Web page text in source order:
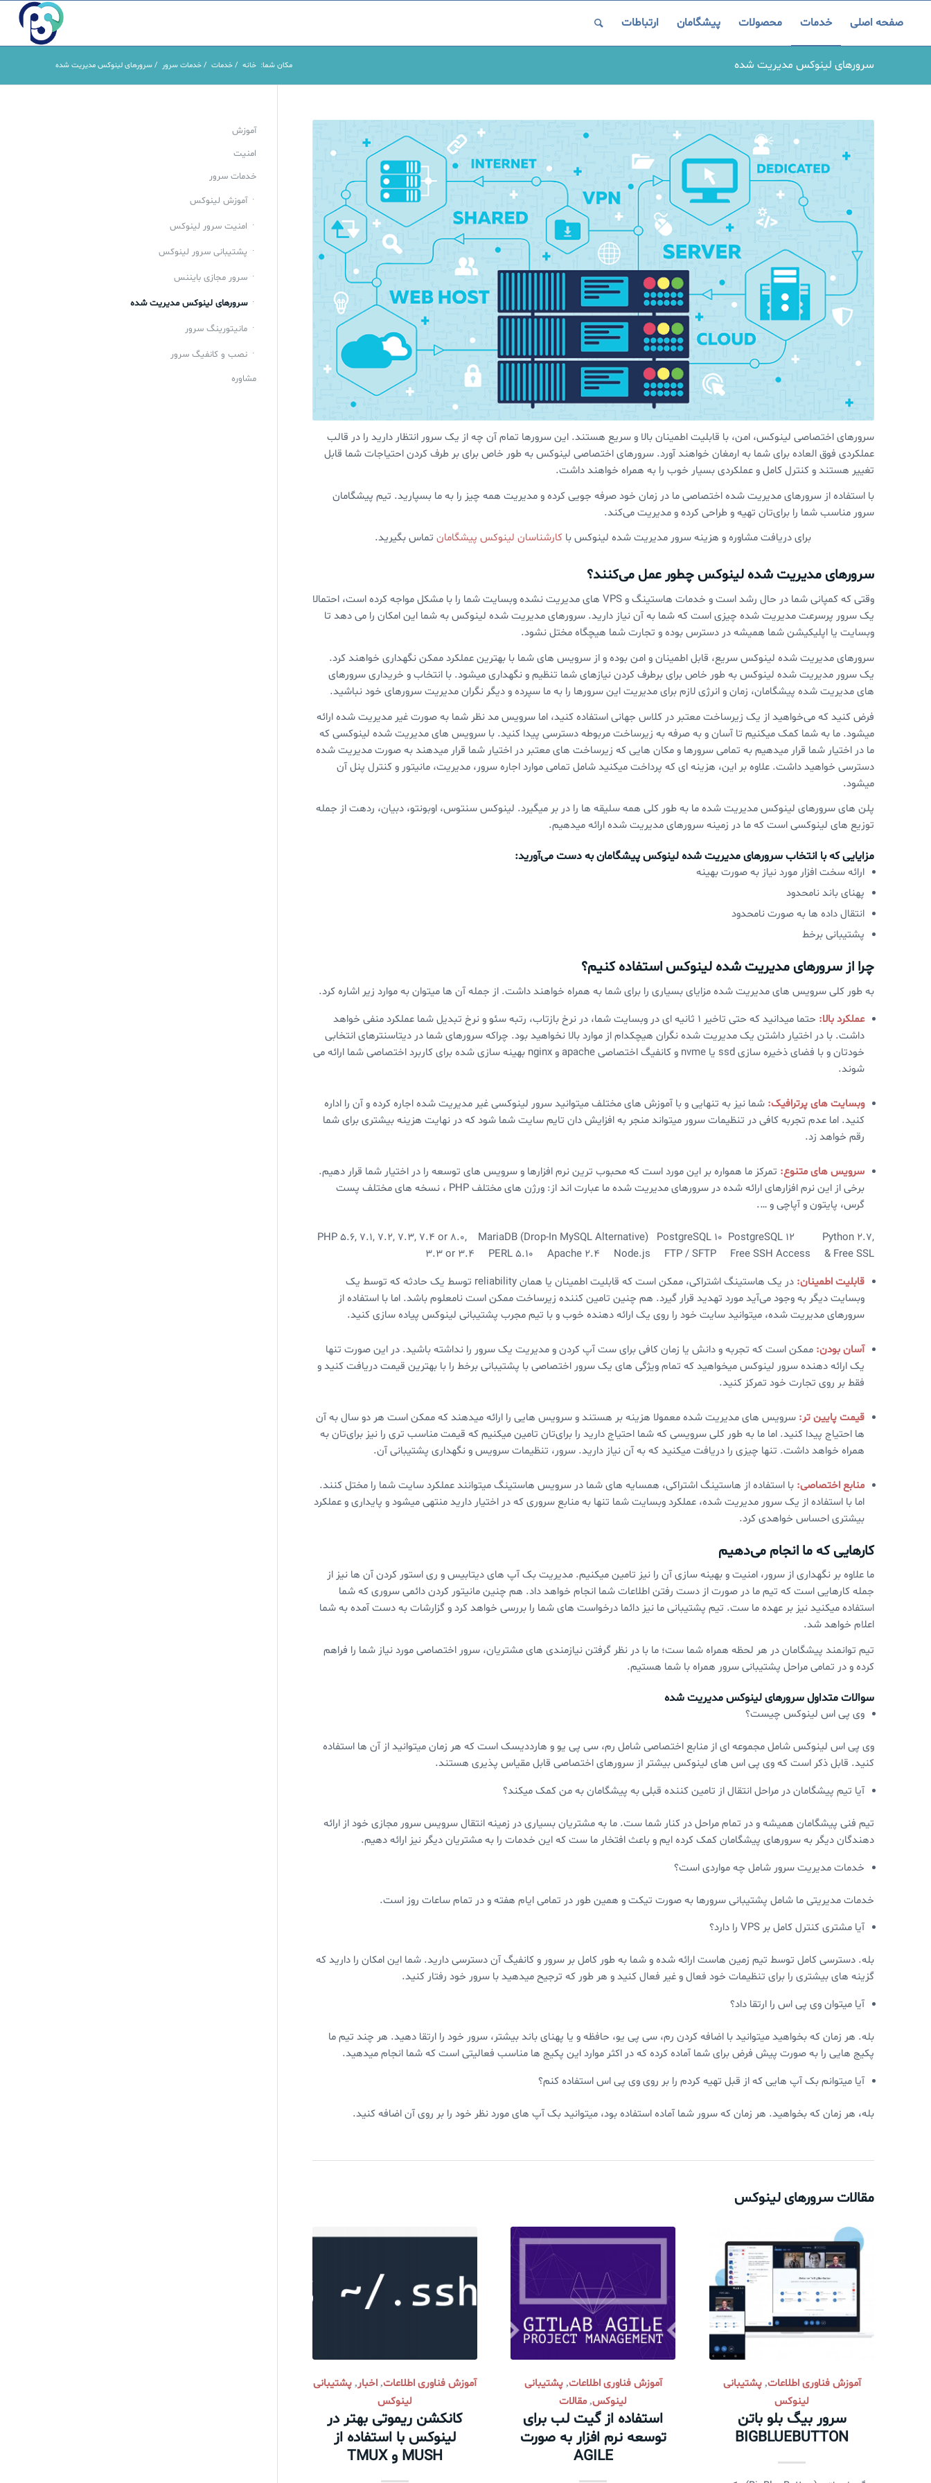
صفحه اصلی خدمات محصولات پیشگامان ارتباطات
سرورهای لینوکس مدیریت شده مکان شما: خانه / خدمات / خدمات سرور / سرورهای لینوکس مدیریت شده
سرورهای اختصاصی لینوکس، امن، با قابلیت اطمینان بالا و سریع هستند. این سرورها تمام آن چه از یک سرور انتظار دارید را در قالب
عملکردی فوق العاده برای شما به ارمغان خواهند آورد. سرورهای اختصاصی لینوکس به طور خاص برای بر طرف کردن احتیاجات شما قابل
تغییر هستند و کنترل کامل و عملکردی بسیار خوب را به همراه خواهند داشت.
با استفاده از سرورهای مدیریت شده اختصاصی ما در زمان خود صرفه جویی کرده و مدیریت همه چیز را به ما بسپارید. تیم پیشگامان
سرور مناسب شما را برای‌تان تهیه و طراحی کرده و مدیریت می‌کند.
برای دریافت مشاوره و هزینه سرور مدیریت شده لینوکس با کارشناسان لینوکس پیشگامانتماس بگیرید.
سرورهای مدیریت شده لینوکس چطور عمل می‌کنند؟
وقتی که کمپانی شما در حال رشد است و خدمات هاستینگ و VPS های مدیریت نشده وبسایت شما را با مشکل مواجه کرده است، احتمالا
یک سرور پرسرعت مدیریت شده چیزی است که شما به آن نیاز دارید. سرورهای مدیریت شده لینوکس به شما این امکان را می دهد تا
وبسایت یا اپلیکیشن شما همیشه در دسترس بوده و تجارت شما هیچگاه مختل نشود.
سرورهای مدیریت شده لینوکس سریع،‌ قابل اطمینان و امن بوده و از سرویس های شما با بهترین عملکرد ممکن نگهداری خواهند کرد.
یک سرور مدیریت شده لینوکس به طور خاص برای برطرف کردن نیازهای شما تنظیم و نگهداری میشود. با انتخاب و خریداری سرورهای
های مدیریت شده پیشگامان، زمان و انرژی لازم برای مدیریت این سرورها را به ما سپرده و دیگر نگران مدیریت سرورهای خود نباشید.
فرض کنید که می‌خواهید از یک زیرساخت معتبر در کلاس جهانی استفاده کنید، اما سرویس مد نظر شما به صورت غیر مدیریت شده ارائه
میشود. ما به شما کمک میکنیم تا آسان و به صرفه به زیرساخت مربوطه دسترسی پیدا کنید. با سرویس های مدیریت شده لینوکسی که
ما در اختیار شما قرار میدهیم به تمامی سرورها و مکان هایی که زیرساخت های معتبر در اختیار شما قرار میدهند به صورت مدیریت شده
دسترسی خواهید داشت. علاوه بر این، هزینه ای که پرداخت میکنید شامل تمامی موارد اجاره سرور، مدیریت، مانیتور و کنترل پنل آن
میشود.
پلن های سرورهای لینوکس مدیریت شده ما به طور کلی همه سلیقه ها را در بر میگیرد. لینوکس سنتوس، اوبونتو، دبیان، ردهت از جمله
توزیع های لینوکسی است که ما در زمینه سرورهای مدیریت شده ارائه میدهیم.
مزایایی که با انتخاب سرورهای مدیریت شده لینوکس پیشگامان به دست می‌آورید:
ارائه سخت افزار مورد نیاز به صورت بهینه
پهنای باند نامحدود
انتقال داده ها به صورت نامحدود
پشتیبانی برخط
چرا از سرورهای مدیریت شده لینوکس استفاده کنیم؟
به طور کلی سرویس های مدیریت شده مزایای بسیاری را برای شما به همراه خواهند داشت. از جمله آن ها میتوان به موارد زیر اشاره کرد.
عملکرد بالا:
حتما میدانید که حتی تاخیر ۱ ثانیه ای در وبسایت شما، در نرخ بازتاب، رتبه سئو و نرخ تبدیل شما عملکرد منفی خواهد
داشت. با در اختیار داشتن یک مدیریت شده نگران هیچکدام از موارد بالا نخواهید بود. چراکه سرورهای شما در دیتاسنترهای انتخابی
خودتان و با فضای ذخیره سازی ssd یا nvme و کانفیگ اختصاصی apache و nginx بهینه سازی شده برای کاربرد اختصاصی شما ارائه می
شوند.
وبسایت های پرترافیک: شما نیز به تنهایی و با آموزش های مختلف میتوانید سرور لینوکسی غیر مدیریت شده اجاره کرده و آن را اداره
کنید. اما عدم تجربه کافی در تنظیمات سرور میتواند منجر به افزایش دان تایم سایت شما شود که در نهایت هزینه بیشتری برای شما
رقم خواهد زد.
سرویس های متنوع: تمرکز ما همواره بر این مورد است که محبوب ترین نرم افزارها و سرویس های توسعه را در اختیار شما قرار دهیم.
برخی از این نرم افزارهای ارائه شده در سرورهای مدیریت شده ما عبارت اند از: ورژن های مختلف PHP ، نسخه های مختلف پست
گرس، پایتون و آپاچی و ….
PHP 5.6, 7.1, 7.2, 7.3, 7.4 or 8.0, MariaDB (Drop-In MySQL Alternative) PostgreSQL 10 PostgreSQL 12 Python 2.7,
3.3 or 3.4 PERL 5.10 Apache 2.4 Node.js FTP / SFTP Free SSH Access & Free SSL
قابلیت اطمینان:
در یک هاستینگ اشتراکی، ممکن است که قابلیت اطمینان یا همان reliability توسط یک حادثه که توسط یک
وبسایت دیگر به وجود می‌آید مورد تهدید قرار گیرد. هم چنین تامین کننده زیرساخت ممکن است نامعلوم باشد. اما با استفاده از
سرورهای مدیریت شده، میتوانید سایت خود را روی یک ارائه دهنده خوب و با تیم مجرب پشتیبانی لینوکس پیاده سازی کنید.
آسان بودن: ممکن است که تجربه و دانش یا زمان کافی برای ست آپ کردن و مدیریت یک سرور را نداشته باشید. در این صورت تنها
یک ارائه دهنده سرور لینوکس میخواهید که تمام ویژگی های یک سرور اختصاصی با پشتیبانی برخط را با بهترین قیمت دریافت کنید و
فقط بر روی تجارت خود تمرکز کنید.
قیمت پایین تر: سرویس های مدیریت شده معمولا هزینه بر هستند و سرویس هایی را ارائه میدهند که ممکن است هر دو سال به آن
ها احتیاج پیدا کنید. اما ما به طور کلی سرویسی که شما احتیاج دارید را برای‌تان تامین میکنیم که قیمت مناسب تری را نیز برای‌تان به
همراه خواهد داشت. تنها چیزی را دریافت میکنید که به آن نیاز دارید. سرور، تنظیمات سرویس و نگهداری پشتیبانی آن.
منابع اختصاصی: با استفاده از هاستینگ اشتراکی،‌ همسایه های شما در سرویس هاستینگ میتوانند عملکرد سایت شما را مختل کنند.
اما با استفاده از یک سرور مدیریت شده، عملکرد وبسایت شما تنها به منابع سروری که در اختیار دارید منتهی میشود و پایداری و عملکرد
بیشتری احساس خواهدی کرد.
کارهایی که ما انجام می‌دهیم
ما علاوه بر نگهداری از سرور، امنیت و بهینه سازی آن را نیز تامین میکنیم. مدیریت بک آپ های دیتابیس و ری استور کردن آن ها نیز از
جمله کارهایی است که تیم ما در صورت از دست رفتن اطلاعات شما انجام خواهد داد. هم چنین مانیتور کردن دائمی سروری که شما
استفاده میکنید نیز بر عهده ما ست. تیم پشتیبانی ما نیز دائما درخواست های شما را بررسی خواهد کرد و گزارشات به دست آمده به شما
اعلام خواهد شد.
تیم توانمند پیشگامان در هر لحظه همراه شما ست؛ ما با در نظر گرفتن نیازمندی های مشتریان، سرور اختصاصی مورد نیاز شما را فراهم
کرده و در تمامی مراحل پشتیبانی سرور همراه با شما هستیم.
سوالات متداول سرورهای لینوکس مدیریت شده
وی پی اس لینوکس چیست؟
وی پی اس لینوکس شامل مجموعه ای از منابع اختصاصی شامل رم، سی پی یو و هارددیسک است که هر زمان میتوانید از آن ها استفاده
کنید. قابل ذکر است که وی پی اس های لینوکس بیشتر از سرورهای اختصاصی قابل مقیاس پذیری هستند.
آیا تیم پیشگامان در مراحل انتقال از تامین کننده قبلی به پیشگامان به من کمک میکند؟
تیم فنی پیشگامان همیشه و در تمام مراحل در کنار شما ست. ما به مشتریان بسیاری در زمینه انتقال سرویس سرور مجازی خود از ارائه
دهندگان دیگر به سرورهای پیشگامان کمک کرده ایم و باعث افتخار ما ست که این خدمات را به مشتریان دیگر نیز ارائه دهیم.
خدمات مدیریت سرور شامل چه مواردی است؟
خدمات مدیریتی ما شامل پشتیبانی سرورها به صورت تیکت و همین طور در تمامی ایام هفته و در تمام ساعات روز است.
آیا مشتری کنترل کامل بر VPS را دارد؟
بله. دسترسی کامل توسط تیم زمین هاست ارائه شده و شما به طور کامل بر سرور و کانفیگ آن دسترسی دارید. شما این امکان را دارید که
گزینه های بیشتری را برای تنظیمات خود فعال و غیر فعال کنید و هر طور که ترجیح میدهید با سرور خود رفتار کنید.
آیا میتوان وی پی اس را ارتقا داد؟
بله. هر زمان که بخواهید میتوانید با اضافه کردن رم، سی پی یو، حافظه و یا پهنای باند بیشتر، سرور خود را ارتقا دهید. هر چند تیم ما
پکیج هایی را به صورت پیش فرض برای شما آماده کرده که در اکثر موارد این پکیج ها مناسب فعالیتی است که شما انجام میدهید.
آیا میتوانم بک آپ هایی که از قبل تهیه کردم را بر روی وی پی اس استفاده کنم؟
بله، هر زمان که بخواهید. هر زمان که سرور شما آماده استفاده بود، میتوانید بک آپ های مورد نظر خود را بر روی آن اضافه کنید.
مقالات سرورهای لینوکس
آموزش فناوری اطلاعات,پشتیبانی
لینوکس
سرور بیگ بلو باتن
BIGBLUEBUTTON
آموزش فناوری اطلاعات,پشتیبانی
لینوکس,مقالات
استفاده از گیت لب برای
توسعه نرم افزار به صورت
AGILE
آموزش فناوری اطلاعات,اخبار,پشتیبانی
لینوکس
کانکشن ریموتی بهتر در
لینوکس با استفاده از
MUSH و TMUX
آموزش
امنیت
خدمات سرور
آموزش لینوکس
امنیت سرور لینوکس
پشتیبانی سرور لینوکس
سرور مجازی بایننس
سرورهای لینوکس مدیریت شده
مانیتورینگ سرور
نصب و کانفیگ سرور
مشاوره